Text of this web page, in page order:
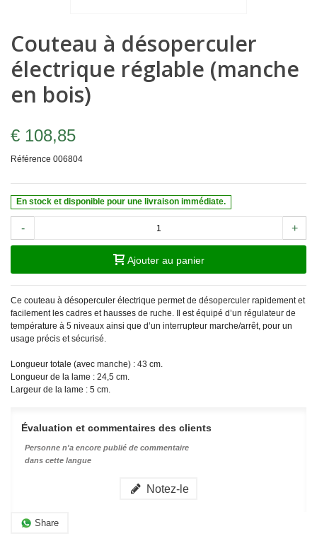
Couteau à désoperculer
électrique réglable (manche
en bois)
€ 108,85
Référence 006804
En stock et disponible pour une livraison immédiate.
- +
Ajouter au panier
Ce couteau à désoperculer électrique permet de désoperculer rapidement et
facilement les cadres et hausses de ruche. Il est équipé d’un régulateur de
température à 5 niveaux ainsi que d’un interrupteur marche/arrêt, pour un
usage précis et sécurisé.
Longueur totale (avec manche) : 43 cm.
Longueur de la lame : 24,5 cm.
Largeur de la lame : 5 cm.
Évaluation et commentaires des clients
Personne n'a encore publié de commentaire
dans cette langue
Notez-le
Share